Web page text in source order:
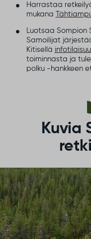
Harrastaa
mukana
Luotsaa Sompion
Samoilijat
Kitisellä
toiminnasta ja
polku -hankkeen
Kuvia